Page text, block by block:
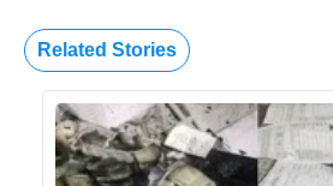
Related Stories